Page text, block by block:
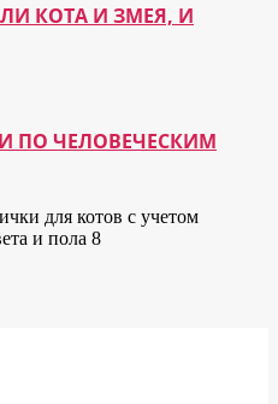
КОТА И ЗМЕЯ, И
ПО ЧЕЛОВЕЧЕСКИМ